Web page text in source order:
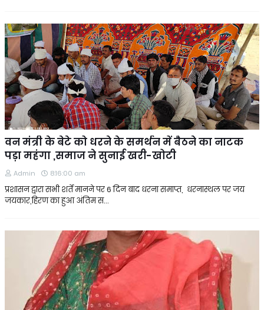
वन मंत्री के बेटे को धरने के समर्थन में बैठने का नाटक
पड़ा महंगा ,समाज ने सुनाई खरी-खोटी
Admin 8:16:00 am
प्रशासन द्वारा सभी शर्तें मानने पर 6 दिन बाद धरना समाप्त, धरनास्थल पर जय
जयकार,हिरण का हुआ अंतिम स…